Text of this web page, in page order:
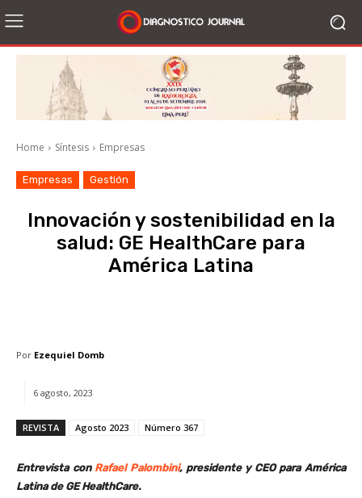
Home Síntesis Empresas
Empresas Gestión
Innovación y sostenibilidad en la
salud: GE HealthCare para
América Latina
Por Ezequiel Domb
6 agosto, 2023
REVISTA Agosto 2023 Número 367
Entrevista con Rafael Palombini, presidente y CEO para América
Latina de GE HealthCare.